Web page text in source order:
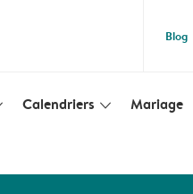
Blog
Calendriers slim_arrow_down Mariage